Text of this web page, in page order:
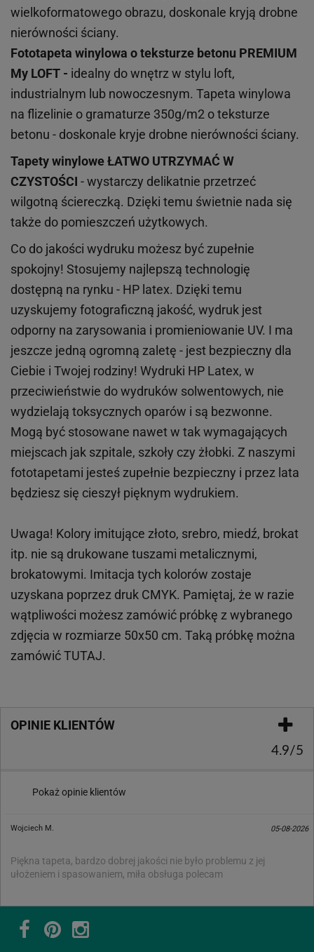
wielkoformatowego obrazu, doskonale kryją drobne
nierówności ściany.
Fototapeta winylowa oteksturze betonu PREMIUM
My LOFT - idealny do wnętrz w stylu loft,
industrialnym lub nowoczesnym. Tapeta winylowa
na flizelinie o gramaturze 350g/m2 o teksturze
betonu - doskonale kryje drobne nierówności ściany.
Tapety winyloweŁATWO UTRZYMAĆ W
CZYSTOŚCI - wystarczy delikatnie przetrzeć
wilgotną ściereczką. Dzięki temu świetnie nada się
także do pomieszczeń użytkowych.
Co do jakości wydruku możesz być zupełnie
spokojny! Stosujemy najlepszą technologię
dostępną na rynku - HP latex. Dzięki temu
uzyskujemy fotograficzną jakość, wydruk jest
odporny na zarysowania i promieniowanie UV. I ma
jeszcze jedną ogromną zaletę - jest bezpieczny dla
Ciebie i Twojej rodziny! Wydruki HP Latex, w
przeciwieństwie do wydruków solwentowych, nie
wydzielają toksycznych oparów i są bezwonne.
Mogą być stosowane nawet w tak wymagających
miejscach jak szpitale, szkoły czy żłobki. Z naszymi
fototapetami jesteś zupełnie bezpieczny i przez lata
będziesz się cieszył pięknym wydrukiem.
Uwaga! Kolory imitujące złoto, srebro, miedź, brokat
itp. nie są drukowane tuszami metalicznymi,
brokatowymi. Imitacja tych kolorów zostaje
uzyskana poprzez druk CMYK. Pamiętaj, że w razie
wątpliwości możesz zamówić próbkę z wybranego
zdjęcia w rozmiarze 50x50 cm. Taką próbkę można
zamówićTUTAJ.
OPINIE KLIENTÓW
4.9/5
Pokaż opinie klientów
Wojciech M. 05-08-2026
Piękna tapeta, bardzo dobrej jakości nie było problemu z jej
ułożeniem i spasowaniem, miła obsługa polecam